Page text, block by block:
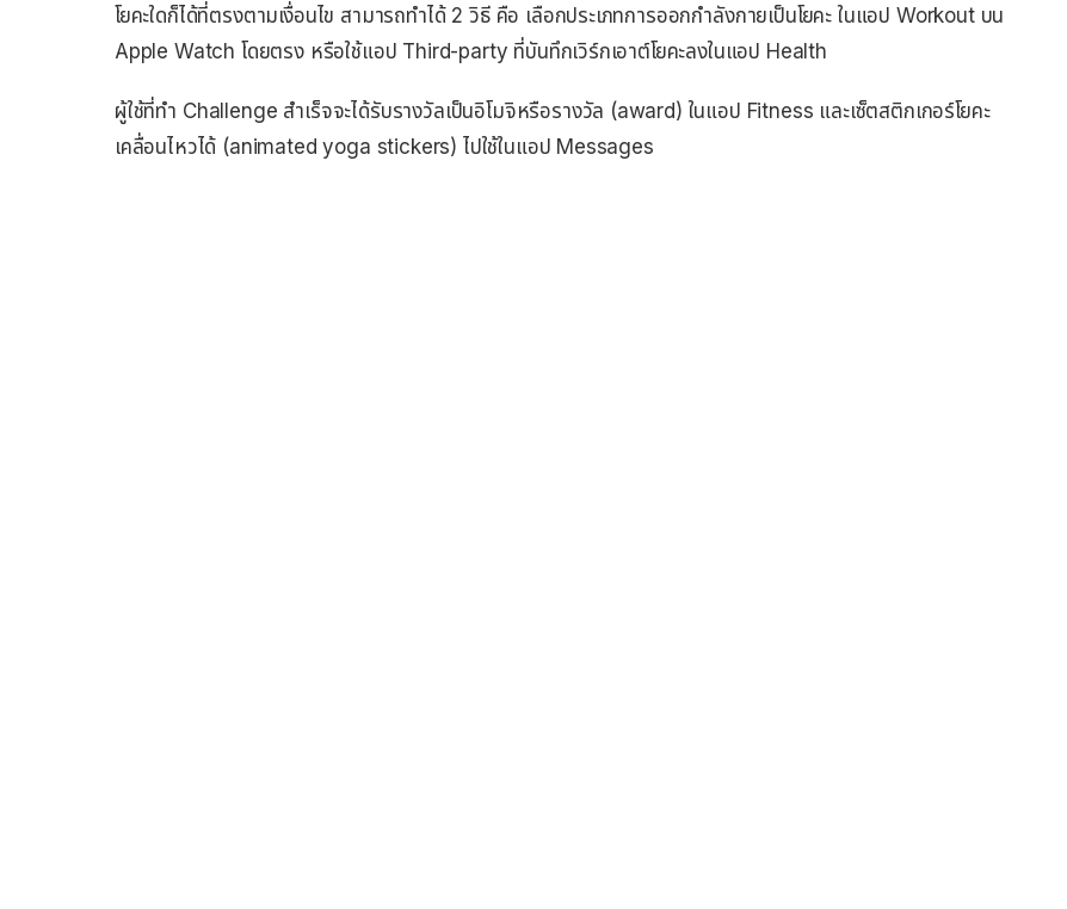
โยคะใดก็ได้ที่ตรงตามเงื่อนไข สามารถทำได้ 2 วิธี คือ เลือกประเภทการออกกำลังกายเป็นโยคะ ในแอป Workout บน
Apple Watch โดยตรง หรือใช้แอป Third-party ที่บันทึกเวิร์กเอาต์โยคะลงในแอป Health
ผู้ใช้ที่ทำ Challenge สำเร็จจะได้รับรางวัลเป็นอิโมจิหรือรางวัล (award) ในแอป Fitness และเซ็ตสติกเกอร์โยคะ
เคลื่อนไหวได้ (animated yoga stickers) ไปใช้ในแอป Messages